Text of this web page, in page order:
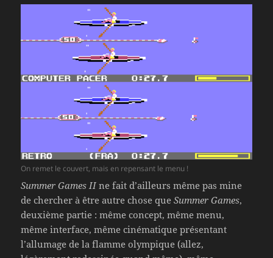
On remet le couvert, mais en repensant le menu !
Summer Games IIne fait d’ailleurs même pas mine
de chercher à être autre chose queSummer Games,
deuxième partie : même concept, même menu,
même interface, même cinématique présentant
l’allumage de la flamme olympique (allez,